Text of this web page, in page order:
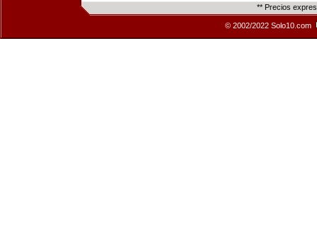
** Precios
© 2002/2022 Solo10.com